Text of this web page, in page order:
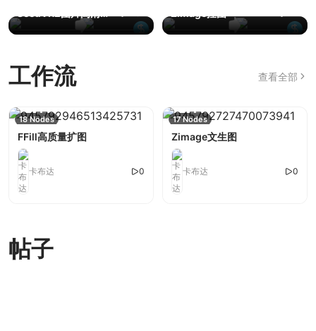
大
Zimage文生图 1 FFill高质量扩图 1
图生图 1 Wan2.2图生视频 5
元素替换 1
IndexTTS2 语音克隆情
1
Kontext双图融合 10 视频换脸 8
视频换脸 6 图片高清放大 17
QwenImageEdit图片
6
QwenImage海报生成
1
一键变瘦视频生成
一键换装 215
Kontext一键去水印 273
QwenImage中文文生
1
工作流 查看全部
18 Nodes
FFill高质量扩图
卡布达 0
17 Nodes
Zimage文生图
卡布达 0
卡布达
卡布达
卡布达
帖子